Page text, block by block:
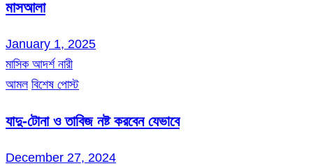
মাসআলা
January 1, 2025
মাসিক আদর্শ নারী
আমল বিশেষ পোস্ট
যাদু-টোনা ও তাবিজ নষ্ট করবেন যেভাবে
December 27, 2024